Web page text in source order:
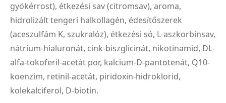
gyökérrost), étkezési sav (citromsav), aroma,
hidrolizált tengeri halkollagén, édesítőszerek
(aceszulfám K, szukralóz), étkezési só, L-aszkorbinsav,
nátrium-hialuronát, cink-biszglicinát, nikotinamid, DL-
alfa-tokoferil-acetát por, kalcium-D-pantotenát, Q10-
koenzim, retinil-acetát, piridoxin-hidroklorid,
kolekalciferol, D-biotin.